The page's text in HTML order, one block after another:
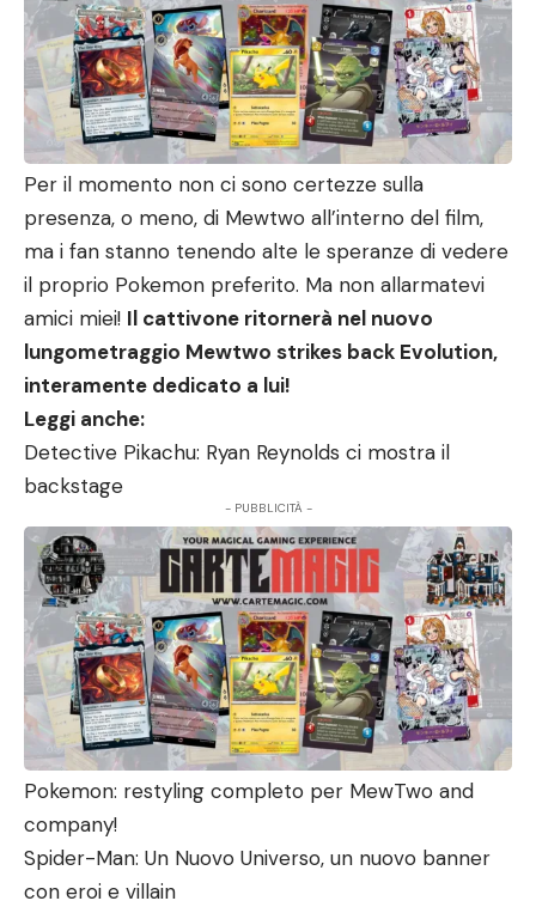
Per il momento non ci sono certezze sulla
presenza, o meno, di Mewtwo all’interno del film,
ma i fan stanno tenendo alte le speranze di vedere
il proprio Pokemon preferito. Ma non allarmatevi
amici miei! Il cattivone ritornerà nel nuovo
lungometraggio Mewtwo strikes back Evolution,
interamente dedicato a lui!
Leggi anche:
Detective Pikachu: Ryan Reynolds ci mostra il
backstage
- PUBBLICITÀ -
Pokemon: restyling completo per MewTwo and
company!
Spider-Man: Un Nuovo Universo, un nuovo banner
con eroi e villain